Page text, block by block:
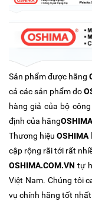
Sản phẩm được hãng
cả các sản phẩm do
hàng giả của bộ
định của hãng
Thương hiệu OSHIMA
cập rộng rãi tới rất
OSHIMA.COM.VN tự
Việt Nam. Chúng tôi
vụ chính hãng tốt